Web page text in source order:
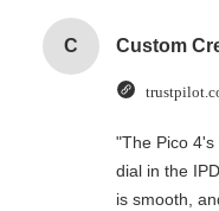
C
"The Pico 4's
dial in the
is smooth,